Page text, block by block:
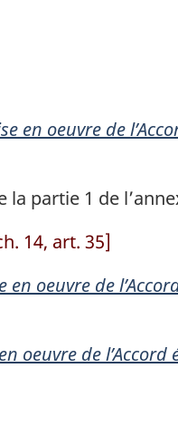
en oeuvre de
la partie 1 de
14, art. 35]
en oeuvre de
oeuvre de